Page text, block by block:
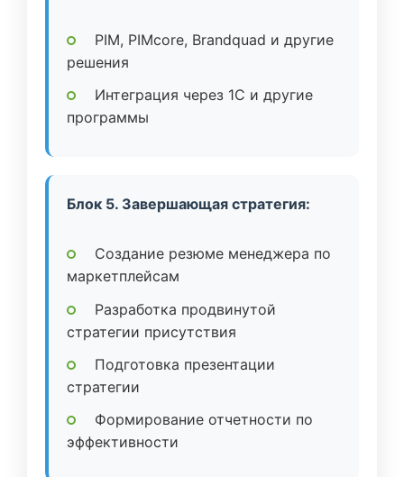
PIM, PIMcore, Brandquad и другие
решения
Интеграция через 1C и другие
программы
Блок 5. Завершающая стратегия:
Создание резюме менеджера по
маркетплейсам
Разработка продвинутой
стратегии присутствия
Подготовка презентации
стратегии
Формирование отчетности по
эффективности